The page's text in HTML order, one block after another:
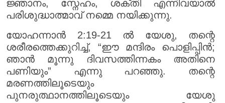
ജ്ഞാനം, സ്നേഹം, ശക്തി എന്നിവയാൽ
പരിശുദ്ധാത്മാവ് നമ്മെ നയിക്കുന്നു.
യോഹന്നാൻ 2:19-21 ൽ യേശു, തന്റെ
ശരീരത്തെക്കുറിച്ച്, “ഈ മന്ദിരം പൊളിപ്പിൻ;
ഞാൻ മൂന്നു ദിവസത്തിന്നകം അതിനെ
പണിയും” എന്നു പറഞ്ഞു. തന്റെ
മരണത്തിലൂടെയും
പുനരുത്ഥാനത്തിലൂടെയും യേശു